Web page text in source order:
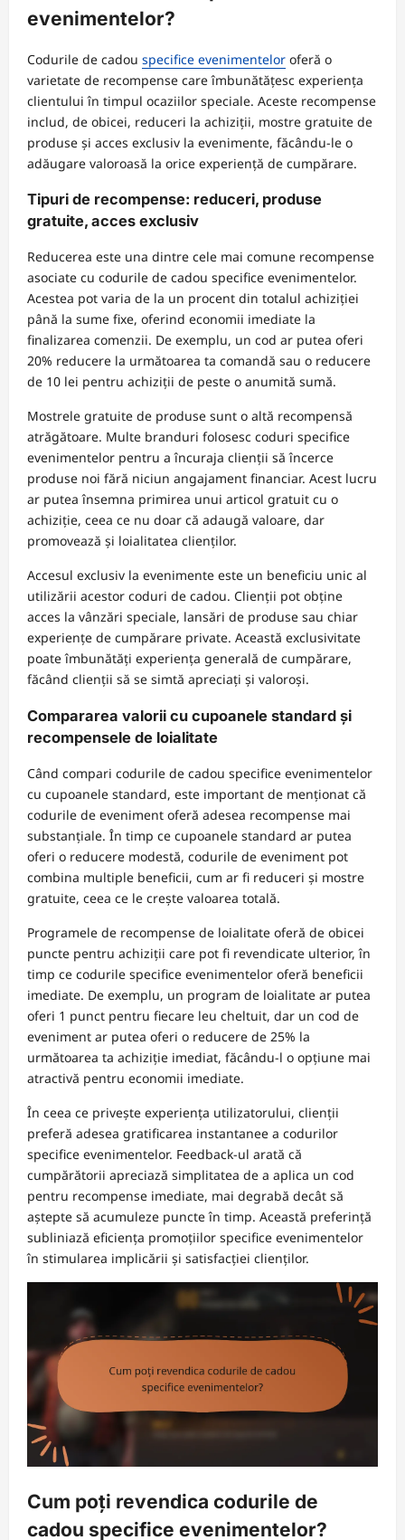
evenimentelor?
Codurile de cadou specifice evenimentelor oferă o
varietate de recompense care îmbunătățesc experiența
clientului în timpul ocaziilor speciale. Aceste recompense
includ, de obicei, reduceri la achiziții, mostre gratuite de
produse și acces exclusiv la evenimente, făcându-le o
adăugare valoroasă la orice experiență de cumpărare.
Tipuri de recompense: reduceri, produse
gratuite, acces exclusiv
Reducerea este una dintre cele mai comune recompense
asociate cu codurile de cadou specifice evenimentelor.
Acestea pot varia de la un procent din totalul achiziției
până la sume fixe, oferind economii imediate la
finalizarea comenzii. De exemplu, un cod ar putea oferi
20% reducere la următoarea ta comandă sau o reducere
de 10 lei pentru achiziții de peste o anumită sumă.
Mostrele gratuite de produse sunt o altă recompensă
atrăgătoare. Multe branduri folosesc coduri specifice
evenimentelor pentru a încuraja clienții să încerce
produse noi fără niciun angajament financiar. Acest lucru
ar putea însemna primirea unui articol gratuit cu o
achiziție, ceea ce nu doar că adaugă valoare, dar
promovează și loialitatea clienților.
Accesul exclusiv la evenimente este un beneficiu unic al
utilizării acestor coduri de cadou. Clienții pot obține
acces la vânzări speciale, lansări de produse sau chiar
experiențe de cumpărare private. Această exclusivitate
poate îmbunătăți experiența generală de cumpărare,
făcând clienții să se simtă apreciați și valoroși.
Compararea valorii cu cupoanele standard și
recompensele de loialitate
Când compari codurile de cadou specifice evenimentelor
cu cupoanele standard, este important de menționat că
codurile de eveniment oferă adesea recompense mai
substanțiale. În timp ce cupoanele standard ar putea
oferi o reducere modestă, codurile de eveniment pot
combina multiple beneficii, cum ar fi reduceri și mostre
gratuite, ceea ce le crește valoarea totală.
Programele de recompense de loialitate oferă de obicei
puncte pentru achiziții care pot fi revendicate ulterior, în
timp ce codurile specifice evenimentelor oferă beneficii
imediate. De exemplu, un program de loialitate ar putea
oferi 1 punct pentru fiecare leu cheltuit, dar un cod de
eveniment ar putea oferi o reducere de 25% la
următoarea ta achiziție imediat, făcându-l o opțiune mai
atractivă pentru economii imediate.
În ceea ce privește experiența utilizatorului, clienții
preferă adesea gratificarea instantanee a codurilor
specifice evenimentelor. Feedback-ul arată că
cumpărătorii apreciază simplitatea de a aplica un cod
pentru recompense imediate, mai degrabă decât să
aștepte să acumuleze puncte în timp. Această preferință
subliniază eficiența promoțiilor specifice evenimentelor
în stimularea implicării și satisfacției clienților.
Cum poți revendica codurile de
cadou specifice evenimentelor?